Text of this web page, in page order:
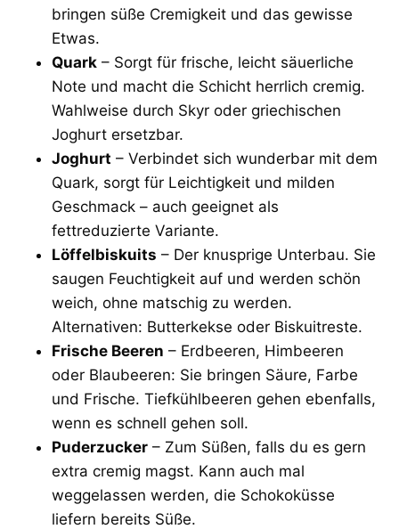
bringen süße Cremigkeit und das gewisse
Etwas.
Quark – Sorgt für frische, leicht säuerliche
Note und macht die Schicht herrlich cremig.
Wahlweise durch Skyr oder griechischen
Joghurt ersetzbar.
Joghurt – Verbindet sich wunderbar mit dem
Quark, sorgt für Leichtigkeit und milden
Geschmack – auch geeignet als
fettreduzierte Variante.
Löffelbiskuits – Der knusprige Unterbau. Sie
saugen Feuchtigkeit auf und werden schön
weich, ohne matschig zu werden.
Alternativen: Butterkekse oder Biskuitreste.
Frische Beeren – Erdbeeren, Himbeeren
oder Blaubeeren: Sie bringen Säure, Farbe
und Frische. Tiefkühlbeeren gehen ebenfalls,
wenn es schnell gehen soll.
Puderzucker – Zum Süßen, falls du es gern
extra cremig magst. Kann auch mal
weggelassen werden, die Schokoküsse
liefern bereits Süße.